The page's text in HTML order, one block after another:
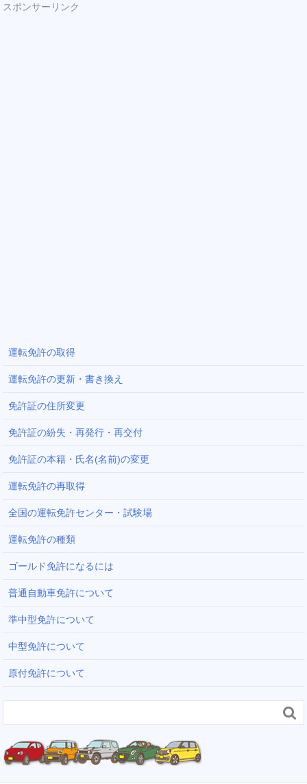
スポンサーリンク
運転免許の取得
運転免許の更新・書き換え
免許証の住所変更
免許証の紛失・再発行・再交付
免許証の本籍・氏名(名前)の変更
運転免許の再取得
全国の運転免許センター・試験場
運転免許の種類
ゴールド免許になるには
普通自動車免許について
準中型免許について
中型免許について
原付免許について
